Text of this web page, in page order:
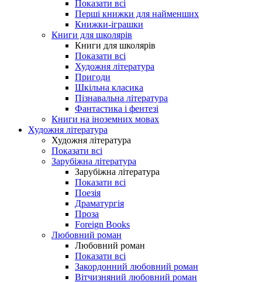
Показати всі
Перші книжки для найменших
Книжки-іграшки
Книги для школярів
Книги для школярів
Показати всі
Художня література
Пригоди
Шкільна класика
Пізнавальна література
Фантастика і фентезі
Книги на іноземних мовах
Художня література
Художня література
Показати всі
Зарубіжна література
Зарубіжна література
Показати всі
Поезія
Драматургія
Проза
Foreign Books
Любовний роман
Любовний роман
Показати всі
Закордонний любовний роман
Вітчизняний любовний роман